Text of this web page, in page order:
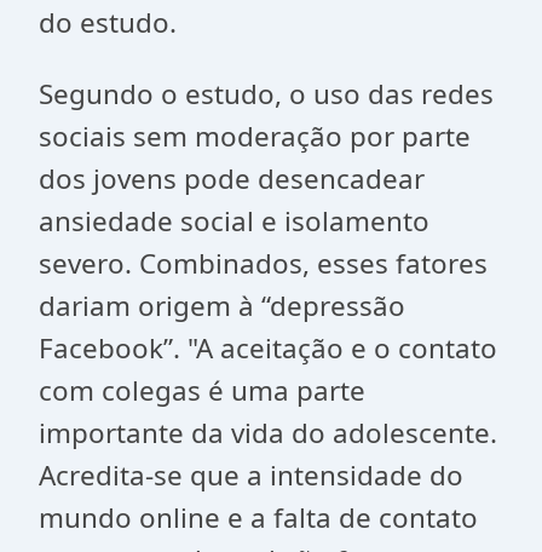
do estudo.
Segundo o estudo, o uso das redes
sociais sem moderação por parte
dos jovens pode desencadear
ansiedade social e isolamento
severo. Combinados, esses fatores
dariam origem à “depressão
Facebook”. "A aceitação e o contato
com colegas é uma parte
importante da vida do adolescente.
Acredita-se que a intensidade do
mundo online e a falta de contato